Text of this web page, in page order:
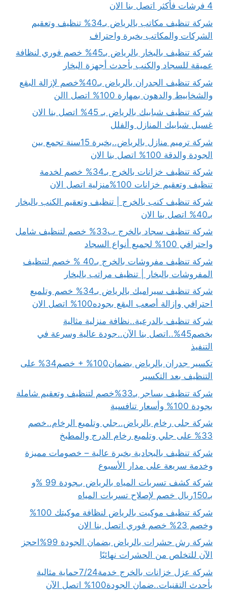
4 فرشات فأكثر اتصل بنا الان
شركة تنظيف مكاتب بالرياض بـ34% تنظيف وتعقيم
الشركات والمكاتب بخبرة واحتراف
شركة تنظيف بالبخار بالرياض بـ45% خصم فوري لنظافة
عميقة للسجاد والكنب بأحدث أجهزة البخار
شركة تنظيف الجدران بالرياض بـ40%خصم لإزالة البقع
والشخابيط والدهون بمهارة 100% اتصل االن
شركة تنظيف شبابيك بالرياض بـ 45% اتصل بنا الان
غسيل شبابيك المنازل والفلل
شركة ترميم منازل بالرياض..بخبرة 15سنة تجمع بين
الجودة والدقة 100% اتصل بنا الان
شركة تنظيف خزانات بالخرج بـ34% خصم لخدمة
تنظيف وتعقيم خزانات 100%منزلية اتصل الان
شركة تنظيف كنب بالخرج | تنظيف وتعقيم الكنب بالبخار
بـ40% اتصل بنا الان
شركة تنظيف سجاد بالخرج ب33% خصم لتنظيف شامل
واحترافي 100% لجميع أنواع السجاد
شركة تنظيف مفروشات بالخرج بـ40 % خصم لتنظيف
المفروشات بالبخار | تنظيف مراتب بالبخار
شركة تنظيف سيراميك بالرياض بـ34% خصم وتلميع
احترافي وإزالة أصعب البقع بجوده100% اتصل الان
شركة تنظيف بالدرعية..نظافة منزلية مثالية
بخصم45%..اتصل بنا الآن..جودة عالية وسرعة في
التنفيذ
تكسير جدران بالرياض بضمان100% + خصم34% على
التنظيف بعد التكسير
شركة تنظيف بساجر بـ33%خصم لتنظيف وتعقيم شاملة
بجودة 100% وأسعار تنافسية
شركة جلى رخام بالرياض..جلي وتلميع الرخام..خصم
33% على جلي وتلميع رخام الدرج والمطبخ
شركة تنظيف بالبجادية بخبرة عالية – خصومات مميزة
وخدمة سريعة على مدار الأسبوع
شركة كشف تسربات المياه بالرياض بـجودة 99 %و
بـ150ريال خصم لإصلاح تسربات المياه
شركة تنظيف موكيت بالرياض لنظافة موكيتك 100%
وخصم 23% خصم فوري اتصل بنا الان
شركة رش حشرات بالرياض بضمان الجودة 99%احجز
الآن للتخلص من الحشرات نهائيًا
شركة عزل خزانات بالخرج خدمة7/24حماية مثالية
بأحدث التقنيات..ضمان الجودة100% اتصل الآن